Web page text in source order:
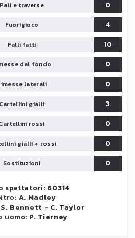
Pali e traverse
0
Fuorigioco
4
Falli fatti
10
dal fondo
0
laterali
0
Cartellini gialli
3
rossi
0
gialli + rossi
0
Sostituzioni 0
spettatori: 60314
A. Madley
S. Bennett - C. Taylor
uomo: P. Tierney